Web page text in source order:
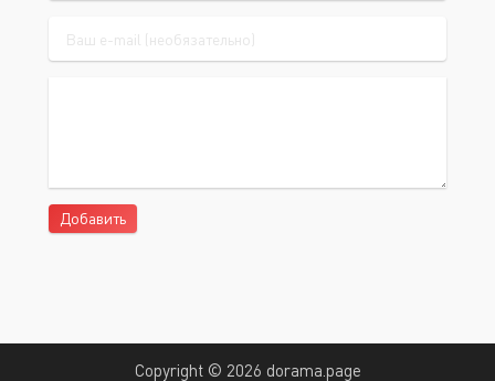
Добавить
Copyright © 2026 dorama.page